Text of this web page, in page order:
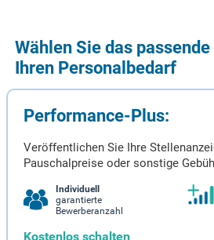
Wählen Sie das
Ihren Personalbedarf
Performance-Plus:
Veröffentlichen Sie Ihre
Pauschalpreise oder sonstige
Individuell
garantierte
Bewerberanzahl
Kostenlos schalten